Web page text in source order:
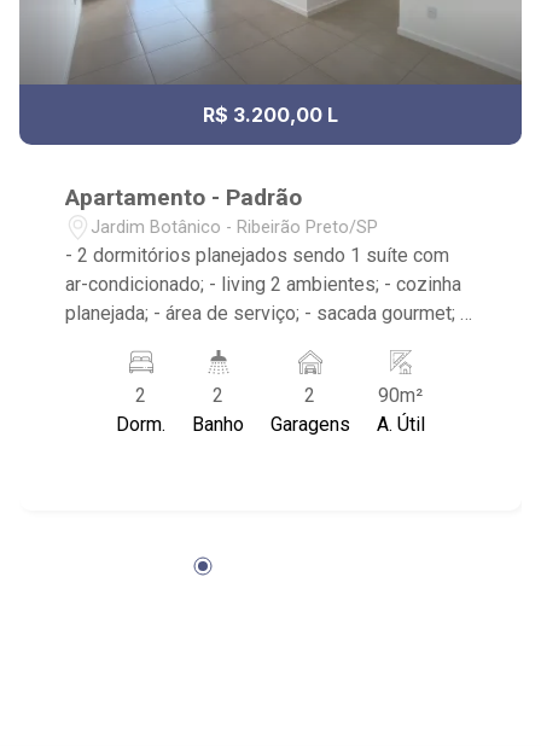
R$ 3.200,00 L
Apartamento - Padrão
Jardim Botânico - Ribeirão Preto/SP
- 2 dormitórios planejados sendo 1 suíte com
ar-condicionado; - living 2 ambientes; - cozinha
planejada; - área de serviço; - sacada gourmet; -
Condomínio com piscina, academia, varanda
gourmet, salão de festas, sauna e portaria 24
horas - Próximo ao Parque Raya, Savegnago,
2
Dorm.
2
Banho
2
Garagens
90m²
A. Útil